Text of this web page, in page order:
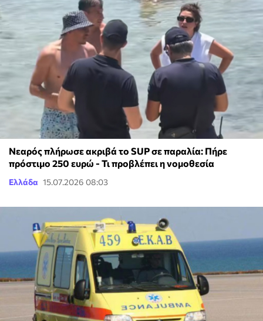
Νεαρός πλήρωσε ακριβά το SUP σε παραλία: Πήρε
πρόστιμο 250 ευρώ - Τι προβλέπει η νομοθεσία
Ελλάδα 15.07.2026 08:03